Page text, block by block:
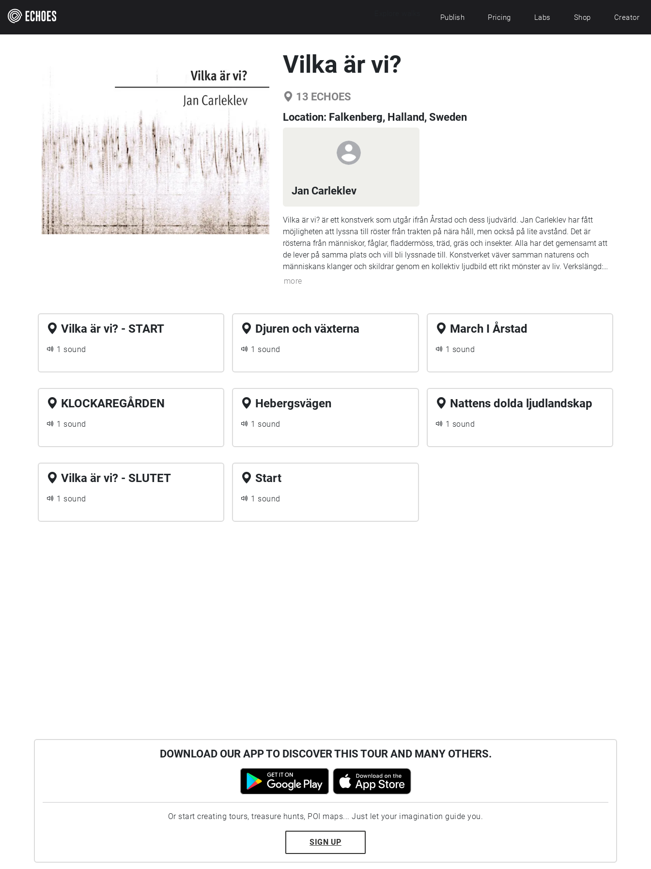
Publish Pricing Labs Shop Creator
Vilka är vi?
13 ECHOES
Location: Falkenberg, Halland, Sweden
Jan Carleklev
Vilka är vi? är ett konstverk som utgår ifrån Årstad och dess ljudvärld. Jan Carleklev har fått
möjligheten att lyssna till röster från trakten på nära håll, men också på lite avstånd. Det är
rösterna från människor, fåglar, fladdermöss, träd, gräs och insekter. Alla har det gemensamt att
de lever på samma plats och vill bli lyssnade till. Konstverket väver samman naturens och
människans klanger och skildrar genom en kollektiv ljudbild ett rikt mönster av liv. Verkslängd:
cirka 15 minuter
more
Vilka är vi? - START
1 sound
Djuren och växterna
1 sound
March I Årstad
1 sound
KLOCKAREGÅRDEN
1 sound
Hebergsvägen
1 sound
Nattens dolda ljudlandskap
1 sound
Vilka är vi? - SLUTET
1 sound
Start
1 sound
DOWNLOAD OUR APP TO DISCOVER THIS TOUR AND MANY OTHERS.
Or start creating tours, treasure hunts, POI maps... Just let your imagination guide you.
SIGN UP